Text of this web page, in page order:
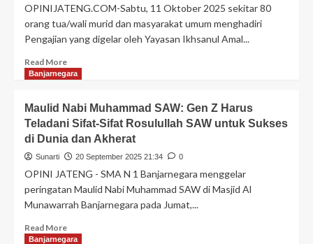
OPINIJATENG.COM-Sabtu, 11 Oktober 2025 sekitar 80
orang tua/wali murid dan masyarakat umum menghadiri
Pengajian yang digelar oleh Yayasan Ikhsanul Amal...
Read More
Banjarnegara
Maulid Nabi Muhammad SAW: Gen Z Harus
Teladani Sifat-Sifat Rosulullah SAW untuk Sukses
di Dunia dan Akherat
Sunarti 20 September 2025 21:34 0
OPINI JATENG - SMA N 1 Banjarnegara menggelar
peringatan Maulid Nabi Muhammad SAW di Masjid Al
Munawarrah Banjarnegara pada Jumat,...
Read More
Banjarnegara